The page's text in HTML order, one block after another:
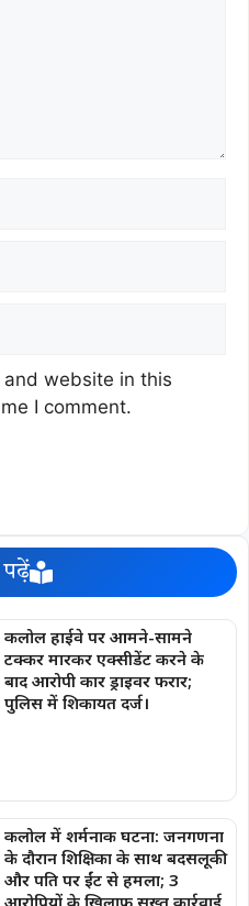
and website in this
I comment.
कलोल हाईवे पर आमने-सामने
टक्कर मारकर एक्सीडेंट करने के
बाद आरोपी कार ड्राइवर फरार;
पुलिस में शिकायत दर्ज।
कलोल में शर्मनाक घटना: जनगणना
के दौरान शिक्षिका के साथ बदसलूकी
और पति पर ईंट से हमला; 3